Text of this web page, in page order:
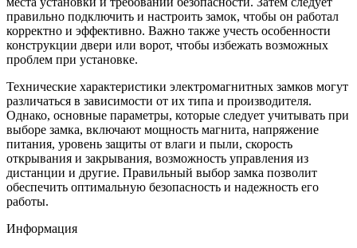
правильно подключить и настроить замок, чтобы он работал
корректно и эффективно. Важно также учесть особенности
конструкции двери или ворот, чтобы избежать возможных
проблем при установке.
Технические характеристики электромагнитных замков могут
различаться в зависимости от их типа и производителя.
Однако, основные параметры, которые следует учитывать при
выборе замка, включают мощность магнита, напряжение
питания, уровень защиты от влаги и пыли, скорость
открывания и закрывания, возможность управления из
дистанции и другие. Правильный выбор замка позволит
обеспечить оптимальную безопасность и надежность его
работы.
Информация